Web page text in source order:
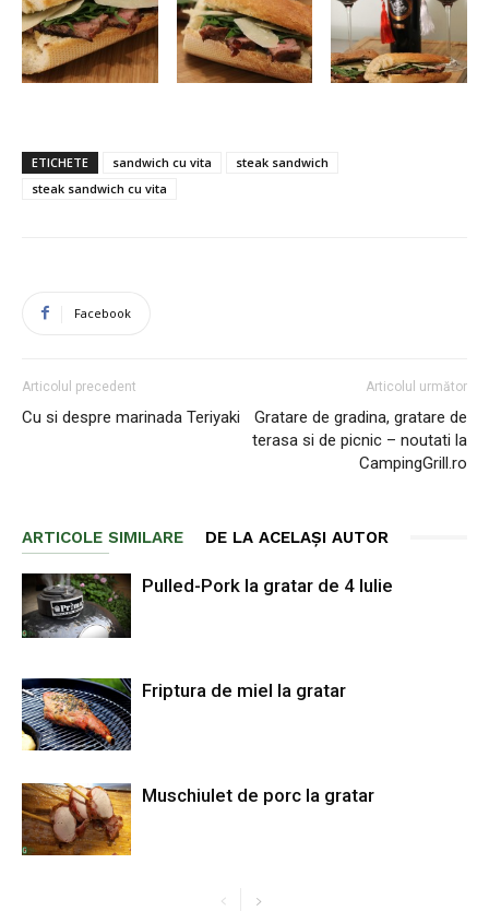
ETICHETE sandwich cu vita
steak sandwich
steak sandwich cu vita
Facebook
Articolul precedent
Cu si despre marinada Teriyaki
Articolul următor
Gratare de gradina, gratare de
terasa si de picnic – noutati la
CampingGrill.ro
ARTICOLE SIMILARE DE LA ACELAȘI AUTOR
Pulled-Pork la gratar de 4 Iulie
Friptura de miel la gratar
Muschiulet de porc la gratar